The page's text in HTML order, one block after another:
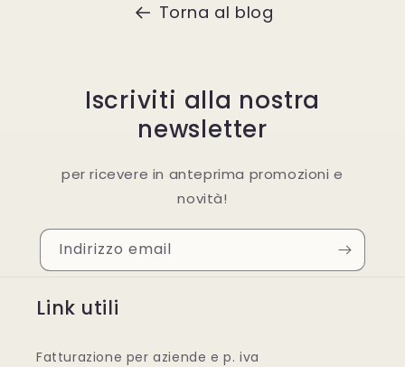
Torna al blog
Iscriviti alla nostra
newsletter
per ricevere in anteprima promozioni e
novità!
Indirizzo email
Link utili
Fatturazione per aziende e p. iva